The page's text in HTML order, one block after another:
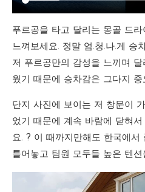
푸르공을 타고 달리는 몽골 드
느껴보세요. 정말 엄.청.나.게 승
저 푸르공만의 감성을 느끼며
웠기 때문에 승차감은 그다지 중
단지 사진에 보이는 저 창문이
었기 때문에 계속 바람에 닫혀
요. ? 이 때까지만해도 한국에서
틀어놓고 팀원 모두들 높은 텐